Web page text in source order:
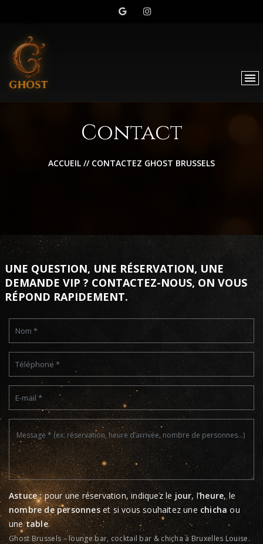
Contact
ACCUEIL // CONTACTEZ GHOST BRUSSELS
UNE QUESTION, UNE RÉSERVATION, UNE
DEMANDE VIP ? CONTACTEZ-NOUS, ON VOUS
RÉPOND RAPIDEMENT.
Astuce :pour une réservation, indiquez le jour, l’heure, le
nombre de personneset si vous souhaitez une chicha ou
unetable.
Ghost Brussels – lounge bar, cocktail bar & chicha à Bruxelles Louise.